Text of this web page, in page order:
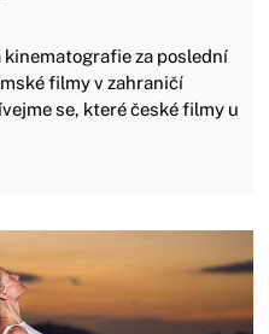
kinematografie za poslední
filmy v zahraničí
se, které české filmy u